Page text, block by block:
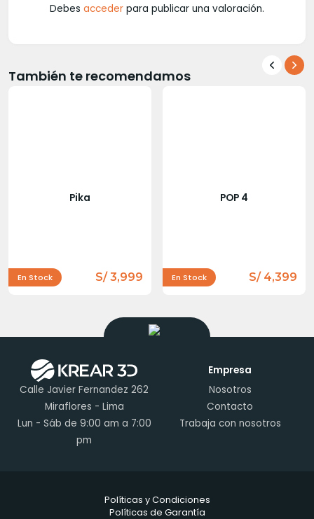
Debes acceder para publicar una valoración.
También te recomendamos
Pika
En Stock S/ 3,999
POP 4
En Stock S/ 4,399
Calle Javier Fernandez 262
Miraflores - Lima
Lun - Sáb de 9:00 am a 7:00
pm
Empresa
Nosotros
Contacto
Trabaja con nosotros
Políticas y Condiciones
Políticas de Garantía